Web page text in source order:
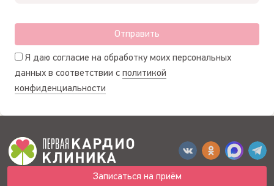
Отправить
Я даю согласие на обработку моих персональных
данных в соответствии с политикой
конфиденциальности
Записаться на приём